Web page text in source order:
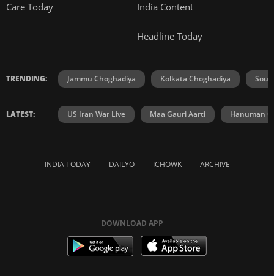
Care Today India Content
Headline Today
TRENDING: Jammu Choghadiya Kolkata Choghadiya
LATEST: US Iran War Live Maa Gauri Aarti Hanuman
INDIA TODAY DAILYO ICHOWK ARCHIVE
DOWNLOAD APP